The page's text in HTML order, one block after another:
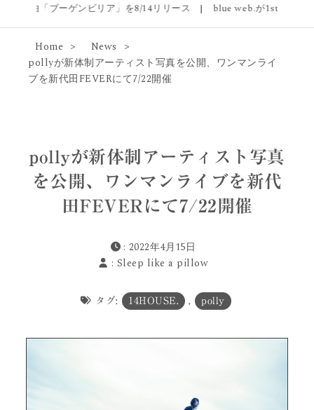
曲「ブーゲンビリア」を8/14リリース | blue web.が1stアルバム
Home
News
pollyが新体制アーティスト写真を公開、ワンマンライ
ブを新代田FEVERにて7/22開催
pollyが新体制アーティスト写真
を公開、ワンマンライブを新代
田FEVERにて7/22開催
: 2022年4月15日
: Sleep like a pillow
タグ: 14HOUSE. , polly